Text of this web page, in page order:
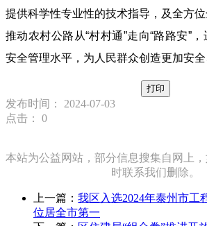
提供科学性专业性的技术指导，及全方位
推动农村公路从“村村通”走向“路路安”
安全管理水平，为人民群众创造更加安全
打印
发布时间： 2024-07-03
点击： 0
本站为公益网站，部分信息搜集自网上
时联系我们删除。
上一篇： 我区入选2024年泰州市工
位居全市第一